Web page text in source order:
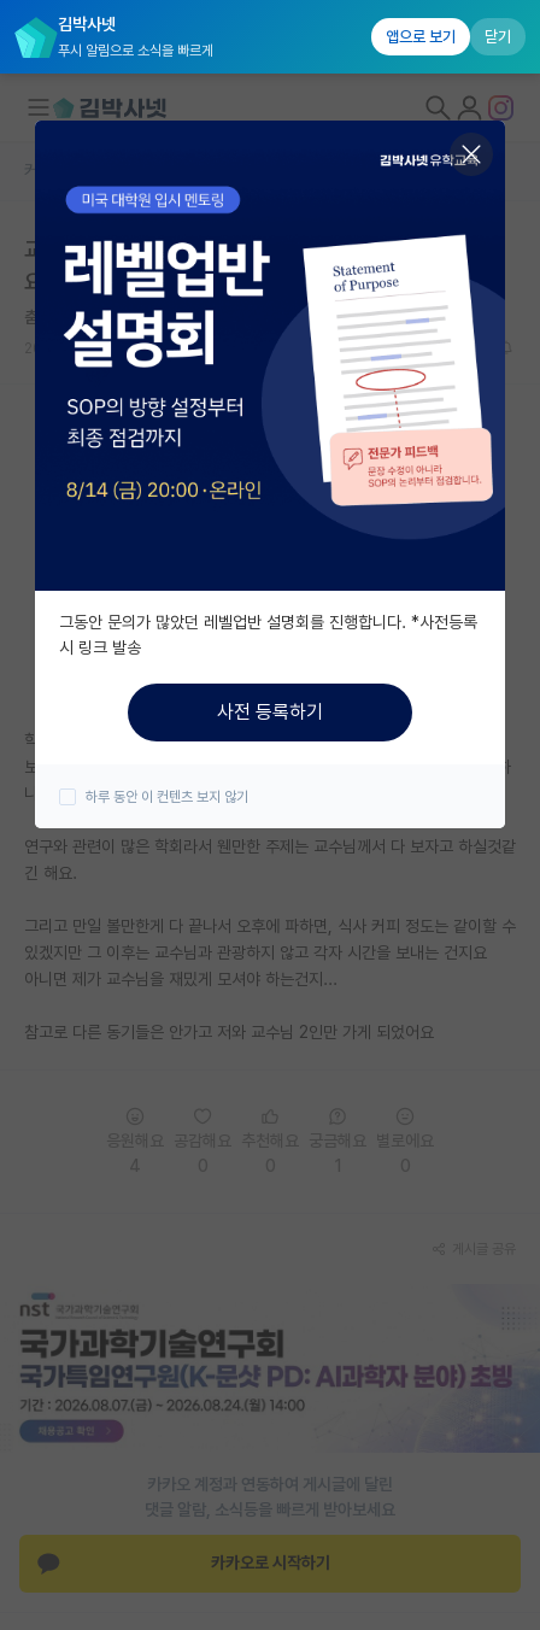
김박사넷
푸시 알림으로 소식을 빠르게
앱으로 보기 닫기
대학원생 모집
국내대학원 정보
연구실&오픈랩
커뮤니티
커뮤니티 홈
전체글보기
베스트 게시판
자유 게시판(아무개랩)
미국 유학 게시판
미국 대학원 합격 후기 게시판
대학원생 모집 게시판
연구실(PI) 홍보 게시판
석박사 채용 정보 게시판
임용 정보 게시판
학부 인턴 게시판
취업 게시판
장학금/장학생 게시판
학술 정보 게시판
홍보 게시판
이벤트
반도체 아카데미
커뮤니티 홈
교수님과 가는 학회에서 일정 끝나면 보통 알아서 보내나
요?
춤추는 피타고라스
2026.06.12 9 5913
학회 일정이 아침 9시부터 저녁 8시 막 이러던데
보통은 본인의 참여 세션이 없는 날짜라도, 처음부터 끝까지 계속 참가를 하
나요?
연구와 관련이 많은 학회라서 웬만한 주제는 교수님께서 다 보자고 하실것같
긴 해요.
그리고 만일 볼만한게 다 끝나서 오후에 파하면, 식사 커피 정도는 같이할 수
있겠지만 그 이후는 교수님과 관광하지 않고 각자 시간을 보내는 건지요
아니면 제가 교수님을 재밌게 모셔야 하는건지...
참고로 다른 동기들은 안가고 저와 교수님 2인만 가게 되었어요
카카오 계정과 연동하여 게시글에 달린
댓글 알람, 소식등을 빠르게 받아보세요
카카오로 시작하기
그동안 문의가 많았던 레벨업반 설명회를 진행합니다. *사전등록
시 링크 발송
사전 등록하기
하루 동안 이 컨텐츠 보지 않기